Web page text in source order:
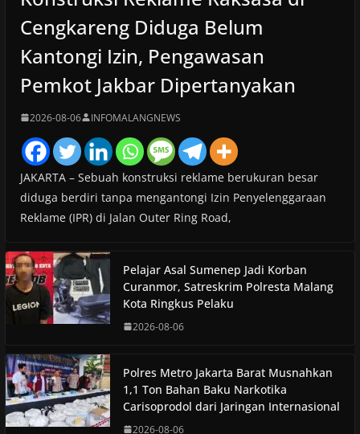
Cengkareng Diduga Belum
Kantongi Izin, Pengawasan
Pemkot Jakbar Dipertanyakan
2026-08-06 INFOMALANGNEWS
JAKARTA – Sebuah konstruksi reklame berukuran besar
diduga berdiri tanpa mengantongi Izin Penyelenggaraan
Reklame (IPR) di Jalan Outer Ring Road,
Pelajar Asal Sumenep Jadi Korban
Curanmor, Satreskrim Polresta Malang
Kota Ringkus Pelaku
2026-08-06
Polres Metro Jakarta Barat Musnahkan
1,1 Ton Bahan Baku Narkotika
Carisoprodol dari Jaringan Internasional
2026-08-06